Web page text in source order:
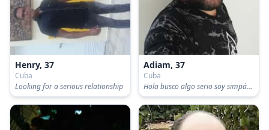
Henry, 37
Cuba
Looking for a serious relationship
Adiam, 37
Cuba
Hola busco algo serio soy simpático y divertido espero encontrar algo igual a mi.